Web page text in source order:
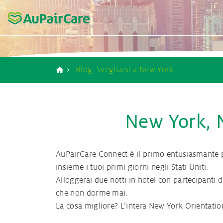
AuPairCare
Compiti come
contratto da
Contatti
I tuoi primi due giorni negli USA
Breadcrumb
Blog: Svegliarsi a New York
New York,
AuPairCare Connect è il primo
insieme i tuoi primi giorni negli Stati Uniti.
Alloggerai due notti in hotel con partecipanti
che non dorme mai.
La cosa migliore? L’intera New York